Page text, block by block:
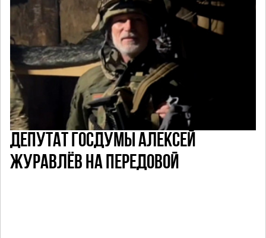
ДЕПУТАТ ГОСДУМЫ АЛЕКСЕЙ
ЖУРАВЛЁВ НА ПЕРЕДОВОЙ